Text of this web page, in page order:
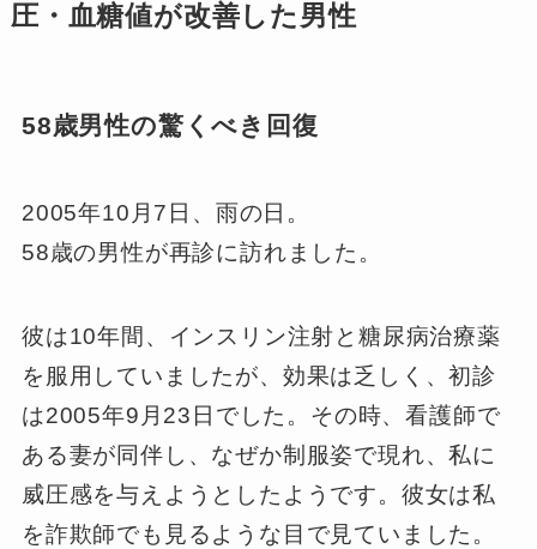
圧・血糖値が改善した男性
58歳男性の驚くべき回復
2005年10月7日、雨の日。
58歳の男性が再診に訪れました。
彼は10年間、インスリン注射と糖尿病治療薬
を服用していましたが、効果は乏しく、初診
は2005年9月23日でした。その時、看護師で
ある妻が同伴し、なぜか制服姿で現れ、私に
威圧感を与えようとしたようです。彼女は私
を詐欺師でも見るような目で見ていました。